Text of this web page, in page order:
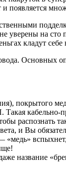
и появляется
уверены на
кладут себе
Основных
покрытого
кабельно-
распознать
и Вы
название